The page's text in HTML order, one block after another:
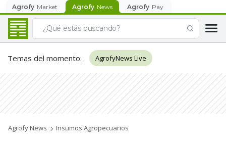
Agrofy Market Agrofy News Agrofy Pay
Temas del momento: AgrofyNews Live
Agrofy News Insumos Agropecuarios